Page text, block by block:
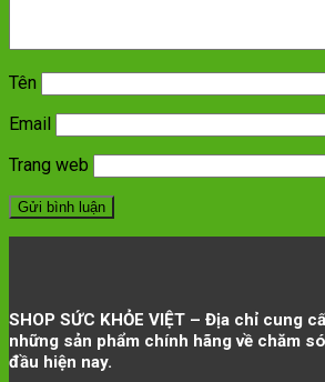
Tên
Email
Trang web
SHOP SỨC KHỎE VIỆT – Địa chỉ cung
những sản phẩm chính hãng về chăm
đầu hiện nay.